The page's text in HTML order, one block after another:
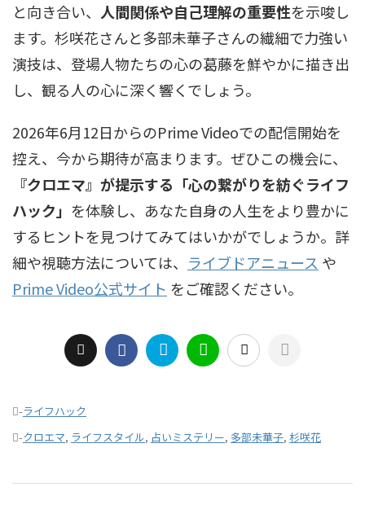
と向き合い、 人間関係や自己理解の重要性を示唆し
ます。杉咲花さんと多部未華子さんの繊細で力強い
演技は、登場人物たちの心の葛藤を鮮やかに描き出
し、観る人の心に深く響くでしょう。
2026年6月12日からのPrime Videoでの配信開始を
控え、今から期待が高まります。ぜひこの機会に、
『クロエマ』が提示する「心の繋がりを紡ぐライフ
ハック」 を体験し、あなた自身の人生をより豊かに
するヒントを見つけてみてはいかがでしょうか。詳
細や視聴方法については、 ライブドアニュース や
Prime Video公式サイト をご確認ください。
-ライフハック
-クロエマ, ライフスタイル, 占いミステリー, 多部未華子, 杉咲花